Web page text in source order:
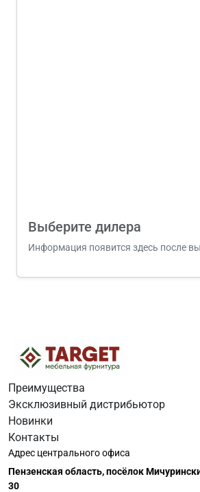
Выберите дилера
Информация появится здесь после
Преимущества
Эксклюзивный дистрибьютор
Новинки
Контакты
Адрес центрального офиса
Пензенская область, посёлок
30